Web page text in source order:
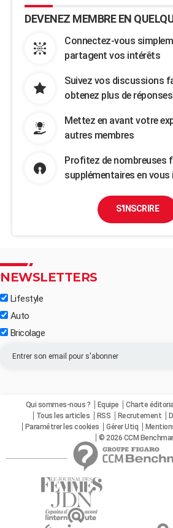
DEVENEZ MEMBRE EN
Connectez-vous
partagent vos intérêts
Suivez vos discussions
obtenez plus de réponses
Mettez en avant votre
autres membres
Profitez de nombreuses
supplémentaires en
S'INSCRIRE
NEWSLETTERS
Lifestyle
Auto
Bricolage
Qui sommes-nous ? Equipe Charte
Tous les articles
RSS Recrutement
Paramétrer les cookies
Gérer Utiq
© 2026 CCM